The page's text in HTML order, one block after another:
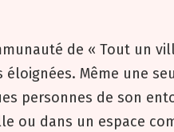
de « Tout un
éloignées. Même une
personnes de son
ou dans un espace